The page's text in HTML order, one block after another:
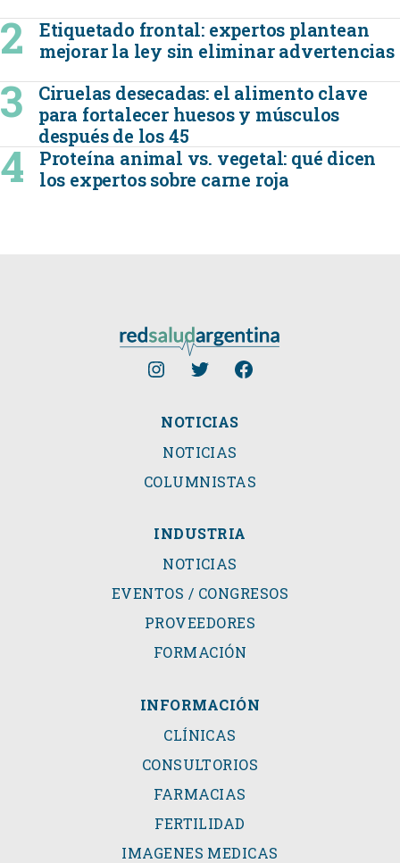
Etiquetado frontal: expertos plantean
mejorar la ley sin eliminar advertencias
Ciruelas desecadas: el alimento clave
para fortalecer huesos y músculos
después de los 45
Proteína animal vs. vegetal: qué dicen
los expertos sobre carne roja
NOTICIAS
NOTICIAS
COLUMNISTAS
INDUSTRIA
NOTICIAS
EVENTOS / CONGRESOS
PROVEEDORES
FORMACIÓN
INFORMACIÓN
CLÍNICAS
CONSULTORIOS
FARMACIAS
FERTILIDAD
IMAGENES MEDICAS